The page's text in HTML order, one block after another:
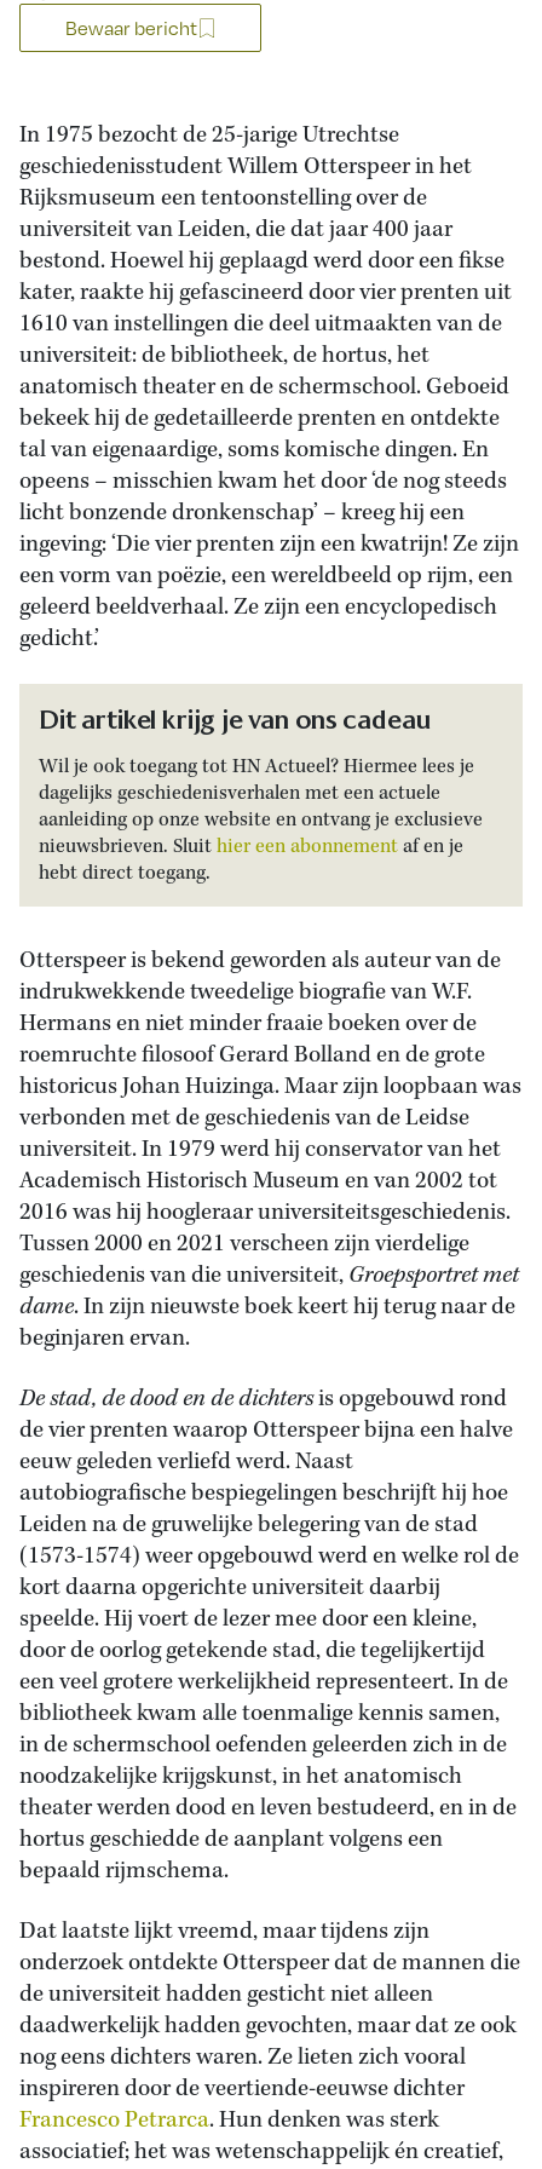
Bewaar bericht
In 1975 bezocht de 25-jarige Utrechtse
geschiedenisstudent Willem Otterspeer in het
Rijksmuseum een tentoonstelling over de
universiteit van Leiden, die dat jaar 400 jaar
bestond. Hoewel hij geplaagd werd door een fikse
kater, raakte hij gefascineerd door vier prenten uit
1610 van instellingen die deel uitmaakten van de
universiteit: de bibliotheek, de hortus, het
anatomisch theater en de schermschool. Geboeid
bekeek hij de gedetailleerde prenten en ontdekte
tal van eigenaardige, soms komische dingen. En
opeens – misschien kwam het door ‘de nog steeds
licht bonzende dronkenschap’ – kreeg hij een
ingeving: ‘Die vier prenten zijn een kwatrijn! Ze zijn
een vorm van poëzie, een wereldbeeld op rijm, een
geleerd beeldverhaal. Ze zijn een encyclopedisch
gedicht.’
Dit artikel krijg je van ons cadeau
Wil je ook toegang tot HN Actueel? Hiermee lees je
dagelijks geschiedenisverhalen met een actuele
aanleiding op onze website en ontvang je exclusieve
nieuwsbrieven. Sluithier een abonnementaf en je
hebt direct toegang.
Otterspeer is bekend geworden als auteur van de
indrukwekkende tweedelige biografie van W.F.
Hermans en niet minder fraaie boeken over de
roemruchte filosoof Gerard Bolland en de grote
historicus Johan Huizinga. Maar zijn loopbaan was
verbonden met de geschiedenis van de Leidse
universiteit. In 1979 werd hij conservator van het
Academisch Historisch Museum en van 2002 tot
2016 was hij hoogleraar universiteitsgeschiedenis.
Tussen 2000 en 2021 verscheen zijn vierdelige
geschiedenis van die universiteit,Groepsportret met
dame. In zijn nieuwste boek keert hij terug naar de
beginjaren ervan.
De stad, de dood en de dichtersis opgebouwd rond
de vier prenten waarop Otterspeer bijna een halve
eeuw geleden verliefd werd. Naast
autobiografische bespiegelingen beschrijft hij hoe
Leiden na de gruwelijke belegering van de stad
(1573-1574) weer opgebouwd werd en welke rol de
kort daarna opgerichte universiteit daarbij
speelde. Hij voert de lezer mee door een kleine,
door de oorlog getekende stad, die tegelijkertijd
een veel grotere werkelijkheid representeert. In de
bibliotheek kwam alle toenmalige kennis samen,
in de schermschool oefenden geleerden zich in de
noodzakelijke krijgskunst, in het anatomisch
theater werden dood en leven bestudeerd, en in de
hortus geschiedde de aanplant volgens een
bepaald rijmschema.
Dat laatste lijkt vreemd, maar tijdens zijn
onderzoek ontdekte Otterspeer dat de mannen die
de universiteit hadden gesticht niet alleen
daadwerkelijk hadden gevochten, maar dat ze ook
nog eens dichters waren. Ze lieten zich vooral
inspireren door de veertiende-eeuwse dichter
Francesco Petrarca. Hun denken was sterk
associatief; het was wetenschappelijk én creatief,